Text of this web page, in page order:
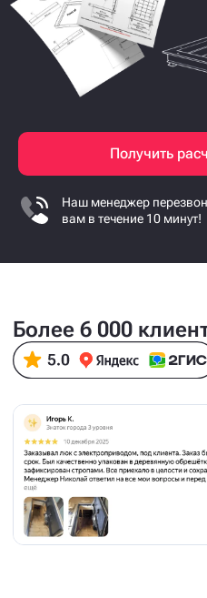
Получить
Наш менеджер
вам в течение 10 минут!
Более 6 000